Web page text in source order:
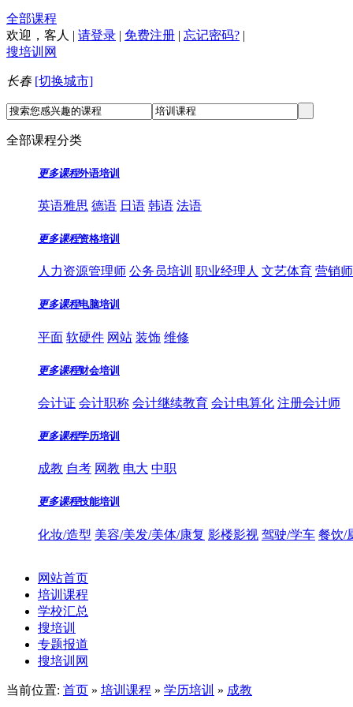
全部课程
欢迎， 客人 | 请登录 | 免费注册 | 忘记密码? |
搜培训网
长春 [切换城市]
全部课程分类
更多课程外语培训
英语雅思 德语 日语 韩语 法语
更多课程资格培训
人力资源管理师 公务员培训 职业经理人 文艺体育 营销
更多课程电脑培训
平面 软硬件 网站 装饰 维修
更多课程财会培训
会计证 会计职称 会计继续教育 会计电算化 注册会计师
更多课程学历培训
成教 自考 网教 电大 中职
更多课程技能培训
化妆/造型 美容/美发/美体/康复 影楼影视 驾驶/学车 餐饮/
网站首页
培训课程
学校汇总
搜培训
专题报道
搜培训网
当前位置: 首页 » 培训课程 » 学历培训 » 成教